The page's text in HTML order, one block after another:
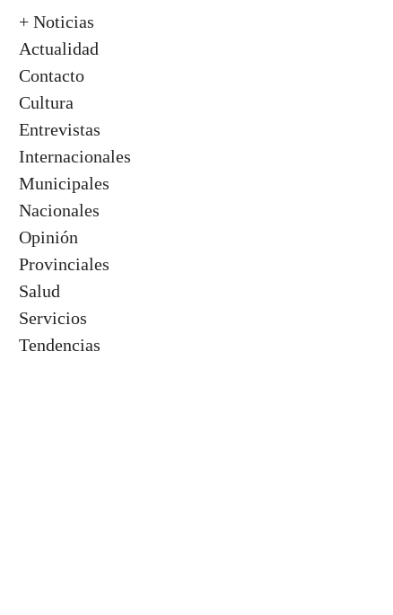
+ Noticias
Actualidad
Contacto
Cultura
Entrevistas
Internacionales
Municipales
Nacionales
Opinión
Provinciales
Salud
Servicios
Tendencias